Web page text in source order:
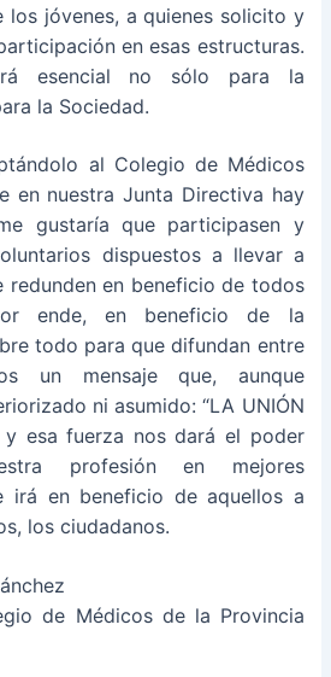
los jóvenes, a quienes solicito y
en esas estructuras.
esencial no sólo para la
la Sociedad.
al Colegio de Médicos
en nuestra Junta Directiva hay
gustaría que participasen y
dispuestos a llevar a
redunden en beneficio de todos
ende, en beneficio de la
todo para que difundan entre
un mensaje que, aunque
ni asumido: “LA UNIÓN
y esa fuerza nos dará el poder
profesión en mejores
irá en beneficio de aquellos a
los ciudadanos.
de Médicos de la Provincia